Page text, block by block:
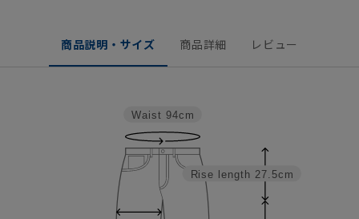
商品説明・サイズ 商品詳細 レビュー
Rise length 27.5cm
Waist 94cm